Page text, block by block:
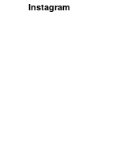
Instagram